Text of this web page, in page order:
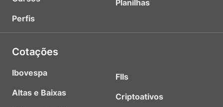
Perfis
Planilhas
Cotações
Ibovespa
Altas e Baixas
FIIs
Criptoativos